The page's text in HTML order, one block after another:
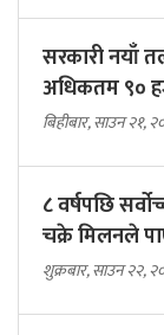
सरकारी नयाँ
अधिकतम ९०
बिहीबार, साउन २१,
८ वर्षपछि
चक्रे मिलनले
शुक्रबार, साउन २२,